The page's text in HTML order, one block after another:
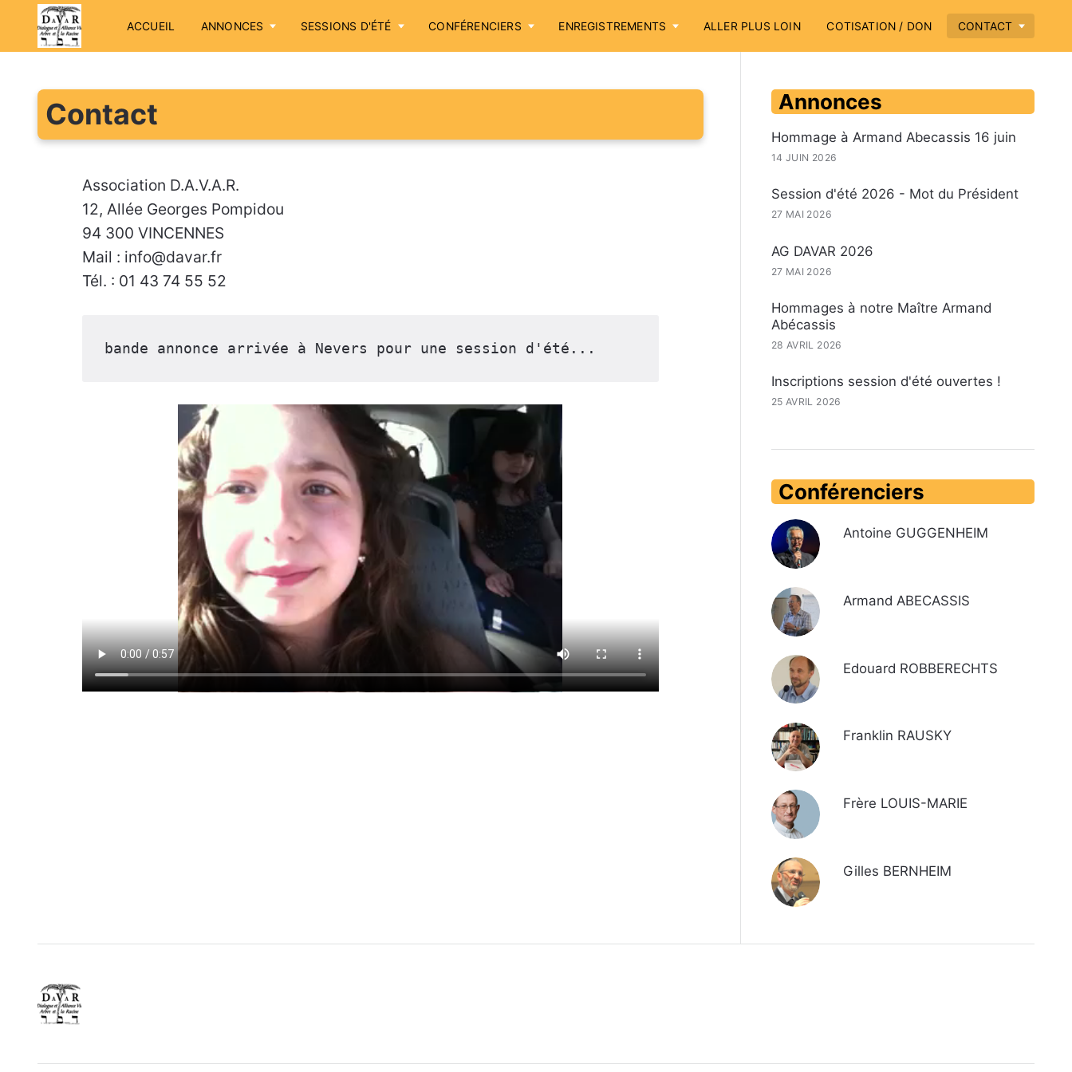
ACCUEIL ANNONCES SESSIONS D'ÉTÉ CONFÉRENCIERS ENREGISTREMENTS ALLER PLUS LOIN COTISATION / DON CONTACT
Contact
Association D.A.V.A.R.
12, Allée Georges Pompidou
94 300 VINCENNES
Mail : info@davar.fr
Tél. : 01 43 74 55 52
bande annonce arrivée à Nevers pour une session d'été...
Annonces
Hommage à Armand Abecassis 16 juin
14 JUIN 2026
Session d'été 2026 - Mot du Président
27 MAI 2026
AG DAVAR 2026
27 MAI 2026
Hommages à notre Maître Armand
Abécassis
28 AVRIL 2026
Inscriptions session d'été ouvertes !
25 AVRIL 2026
Conférenciers
Antoine GUGGENHEIM
Armand ABECASSIS
Edouard ROBBERECHTS
Franklin RAUSKY
Frère LOUIS-MARIE
Gilles BERNHEIM
Accueil